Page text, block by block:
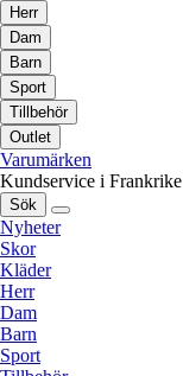
Herr
Dam
Barn
Sport
Tillbehör
Outlet
Varumärken
Kundservice i Frankrike
Sök
Nyheter
Skor
Kläder
Herr
Dam
Barn
Sport